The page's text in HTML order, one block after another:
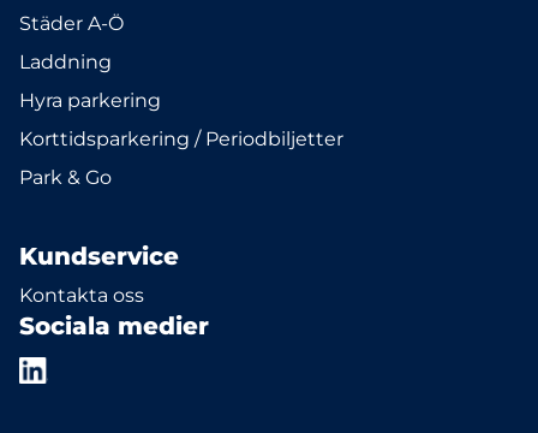
Städer A-Ö
Laddning
Hyra parkering
Korttidsparkering / Periodbiljetter
Park & Go
Kundservice
Kontakta oss
Sociala medier